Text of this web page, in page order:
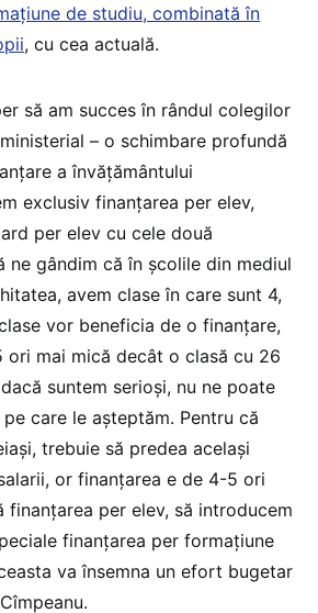
de studiu, combinată în
, cu cea actuală.
să am succes în rândul colegilor
– o schimbare profundă
a învățământului
exclusiv finanțarea per elev,
per elev cu cele două
ne gândim că în școlile din mediul
avem clase în care sunt 4,
vor beneficia de o finanțare,
ori mai mică decât o clasă cu 26
suntem serioși, nu ne poate
care le așteptăm. Pentru că
trebuie să predea același
or finanțarea e de 4-5 ori
finanțarea per elev, să introducem
finanțarea per formațiune
va însemna un efort bugetar